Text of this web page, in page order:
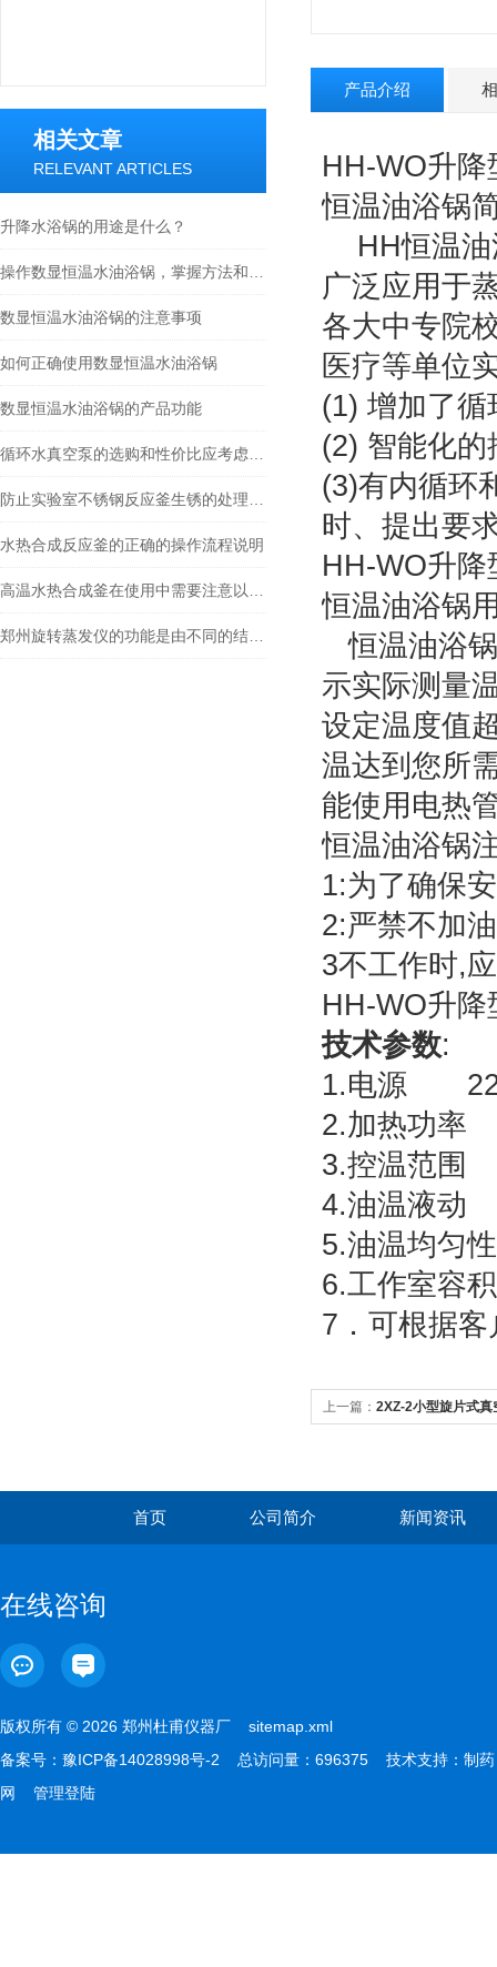
相关文章
RELEVANT ARTICLES
升降水浴锅的用途是什么？
数显恒温水油浴锅的注意事项
如何正确使用数显恒温水油浴锅
数显恒温水油浴锅的产品功能
水热合成反应釜的正确的操作流程说明
产品介绍
HH-WO升
恒温油浴锅
HH恒温油
广泛应用于
各大中专院
医疗等单位
(1) 增加了
(2) 智能化
(3)有内循环
时、提出要
HH-WO升
恒温油浴锅
恒温油浴
示实际测量
设定温度值
温达到您所
能使用电热
恒温油浴锅
1:为了确保
2:严禁不加
3不工作时,
HH-WO升
技术参数:
1.电源
2.加热功
3.控温范
4.油温液
5.油温均
6.工作室容
7．可根据
上一篇： 2XZ-2小型旋片式真
首页 公司简介 新闻资讯
在线咨询
版权所有 © 2026 郑州杜甫仪器厂 sitemap.xml
备案号： 豫ICP备14028998号-2 总访问量：696375 技术支持： 制药
网
管理登陆